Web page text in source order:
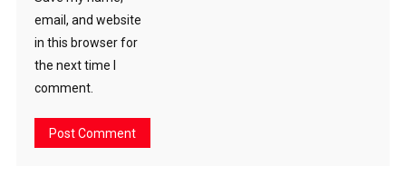
email, and website
in this browser for
the next time I
comment.